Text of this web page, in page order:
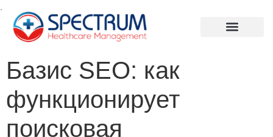
.
Базис SEO: как
функционирует
поисковая